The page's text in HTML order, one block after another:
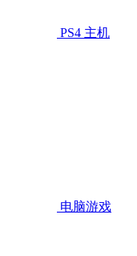
PS4 主机
电脑游戏